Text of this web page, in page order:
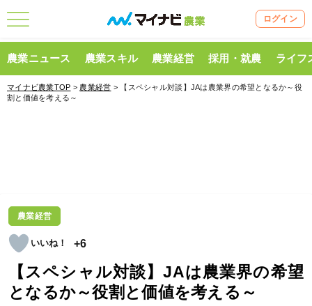
ログイン
農業ニュース 農業スキル 農業経営 採用・就農 ライフ
マイナビ農業TOP > 農業経営 > 【スペシャル対談】JAは農業界の希望となるか～役
割と価値を考える～
農業経営
+6
【スペシャル対談】JAは農業界の希望
となるか～役割と価値を考える～